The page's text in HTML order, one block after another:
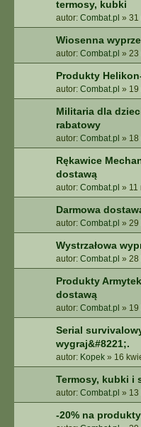
termosy, kubki
autor: Combat.pl » 31
Wiosenna
autor: Combat.pl » 23
Produkty
autor: Combat.pl » 19
Militaria dla
rabatowy
autor: Combat.pl » 18
Rękawice
dostawą
autor: Combat.pl » 11
Darmowa
autor: Combat.pl » 29
Wystrzałowa
autor: Combat.pl » 28
Produkty
dostawą
autor: Combat.pl » 19
Serial
wygraj&#8221;.
autor: Kopek » 16
Termosy, kubki i
autor: Combat.pl » 13
-20% na